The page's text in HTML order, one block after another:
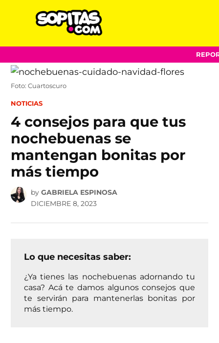
Skip
to
content
Foto: Cuartoscuro
POSTED
NOTICIAS
4 consejos para que tus
nochebuenas se
mantengan bonitas por
más tiempo
by GABRIELA ESPINOSA
DICIEMBRE 8, 2023
Lo que necesitas saber:
¿Ya tienes las nochebuenas adornando tu
casa? Acá te damos algunos consejos que
te servirán para mantenerlas bonitas por
más tiempo.